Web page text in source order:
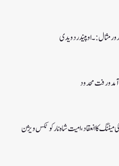
اوپیندر دویدی
آمدورفت محدود
میٹنگ کا انعقاد، امیت شاہ نارکوٹکس ویژن